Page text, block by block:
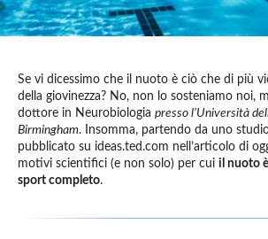
Se vi dicessimo che il nuoto è ciò che di più
della giovinezza? No, non lo sosteniamo noi,
dottore in Neurobiologia presso l’Università
Birmingham. Insomma, partendo da uno
pubblicato su ideas.ted.com nell’articolo di
motivi scientifici (e non solo) per cui il nuoto
sport completo.